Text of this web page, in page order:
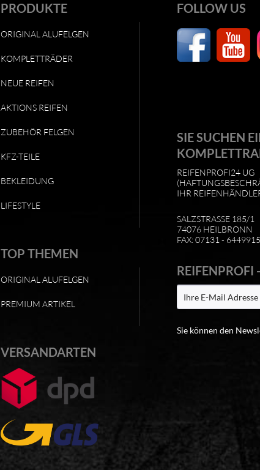
PRODUKTE
ORIGINAL ALUFELGEN
KOMPLETTRÄDER
NEUE REIFEN
AKTIONS REIFEN
ZUBEHÖR FELGEN
KFZ-TEILE
BEKLEIDUNG
LIFESTYLE
TOP THEMEN
ORIGINAL ALUFELGEN
PREMIUM ARTIKEL
VERSANDARTEN
FOLLOW US
SIE SUCHEN
REIFENPROFI24 UG
IHR
SALZSTRASSE 185/1
74076 HEILBRONN
FAX: 07131 - 6449915
REIFENPROFI
Sie können den